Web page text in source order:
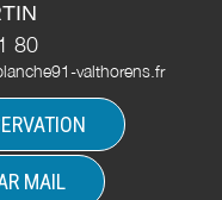
80
valthorens.fr
MAIL